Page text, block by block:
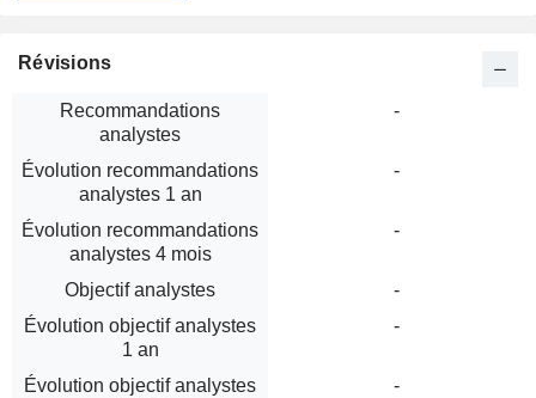
Révisions
Recommandations
analystes
-
Évolution recommandations
analystes 1 an
-
Évolution recommandations
analystes 4 mois
-
Objectif analystes
-
Évolution objectif analystes
1 an
-
Évolution objectif analystes
-